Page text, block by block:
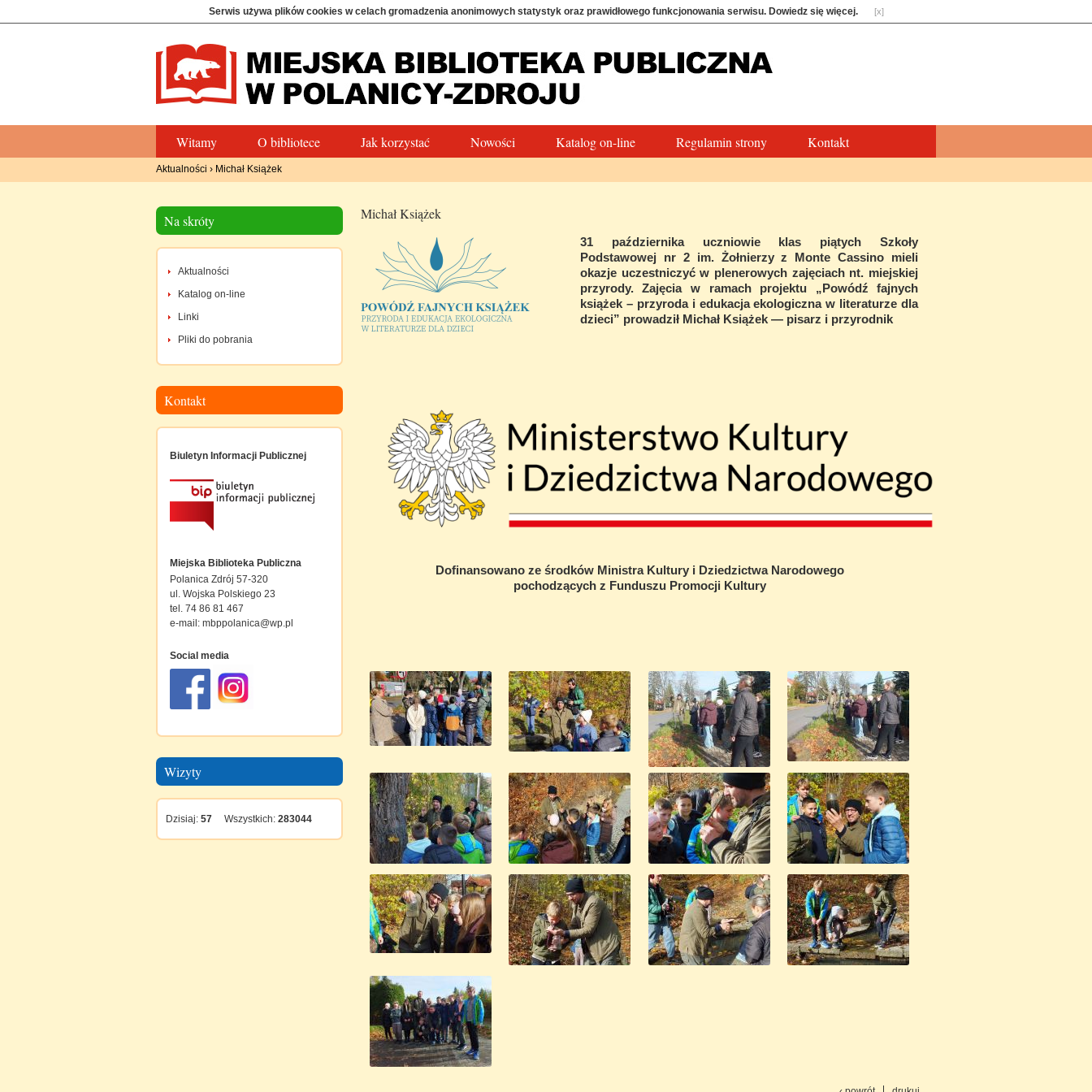
Serwis używa plików cookies w celach gromadzenia anonimowych statystyk oraz prawidłowego funkcjonowania serwisu. Dowiedz się więcej. [x]
Witamy O bibliotece Jak korzystać Nowości Katalog on-line Regulamin strony Kontakt
Aktualności › Michał Książek
Na skróty
Aktualności
Katalog on-line
Linki
Pliki do pobrania
Kontakt
Biuletyn Informacji Publicznej
Miejska Biblioteka Publiczna
Polanica Zdrój 57-320
ul. Wojska Polskiego 23
tel. 74 86 81 467
e-mail: mbppolanica@wp.pl
Social media
Wizyty
Dzisiaj: 57 Wszystkich: 283044
Michał Książek
31 października uczniowie klas piątych Szkoły
Podstawowej nr 2 im. Żołnierzy z Monte Cassino mieli
okazje uczestniczyć w plenerowych zajęciach nt. miejskiej
przyrody. Zajęcia w ramach projektu „Powódź fajnych
książek – przyroda i edukacja ekologiczna w literaturze dla
dzieci” prowadził Michał Książek — pisarz i przyrodnik
Dofinansowano ze środków Ministra Kultury i Dziedzictwa Narodowego
pochodzących z Funduszu Promocji Kultury